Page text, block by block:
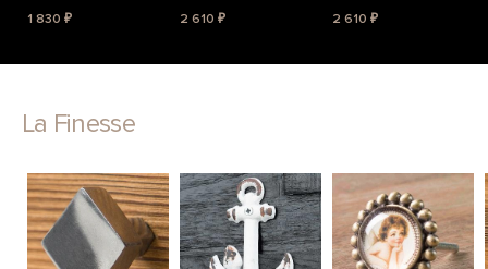
1 830 ₽
2 610 ₽
2 610 ₽
La Finesse